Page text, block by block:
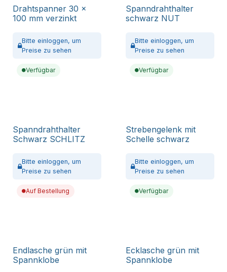
Drahtspanner 30 x
100 mm verzinkt
Bitte einloggen, um
Preise zu sehen
Verfügbar
Spanndrahthalter
schwarz NUT
Bitte einloggen, um
Preise zu sehen
Verfügbar
Spanndrahthalter
Schwarz SCHLITZ
Bitte einloggen, um
Preise zu sehen
Auf Bestellung
Strebengelenk mit
Schelle schwarz
Bitte einloggen, um
Preise zu sehen
Verfügbar
Endlasche grün mit
Spannklobe
Ecklasche grün mit
Spannklobe